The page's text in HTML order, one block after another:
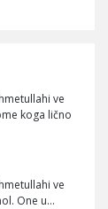
ve
koga lično
ve
One u…